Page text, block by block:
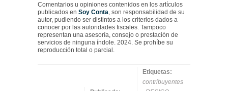
Comentarios u opiniones contenidos en los artículos
publicados en Soy Conta, son responsabilidad de su
autor, pudiendo ser distintos a los criterios dados a
conocer por las autoridades fiscales. Tampoco
representan una asesoría, consejo o prestación de
servicios de ninguna índole. 2024. Se prohíbe su
reproducción total o parcial.
Etiquetas:
contribuyentes